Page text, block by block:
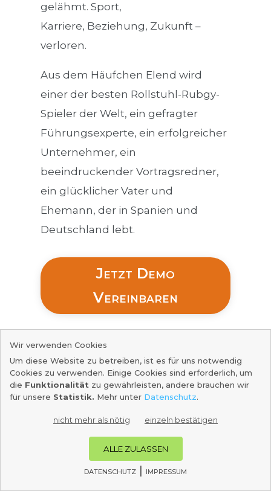
gelähmt. Sport,
Karriere, Beziehung, Zukunft –
verloren.
Aus dem Häufchen Elend wird
einer der besten Rollstuhl-Rubgy-
Spieler der Welt, ein gefragter
Führungsexperte, ein erfolgreicher
Unternehmer, ein
beeindruckender Vortragsredner,
ein glücklicher Vater und
Ehemann, der in Spanien und
Deutschland lebt.
Jetzt Demo
Vereinbaren
Hier sind die Antworten
zu Ihren Fragen:
Wir verwenden Cookies
Um diese Website zu betreiben, ist es für uns notwendig
Cookies zu verwenden. Einige Cookies sind erforderlich, um
die Funktionalität zu gewährleisten, andere brauchen wir
für unsere Statistik. Mehr unter Datenschutz.
nicht mehr als nötig einzeln bestätigen
ALLE ZULASSEN
DATENSCHUTZ IMPRESSUM